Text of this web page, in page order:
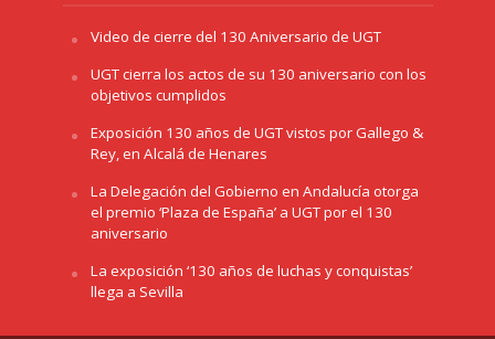
Video de cierre del 130 Aniversario de UGT
UGT cierra los actos de su 130 aniversario con los
objetivos cumplidos
Exposición 130 años de UGT vistos por Gallego &
Rey, en Alcalá de Henares
La Delegación del Gobierno en Andalucía otorga
el premio ‘Plaza de España’ a UGT por el 130
aniversario
La exposición ‘130 años de luchas y conquistas’
llega a Sevilla